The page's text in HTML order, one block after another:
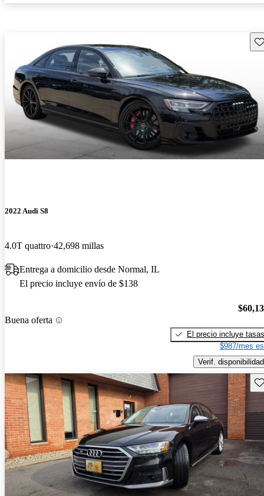
2022 Audi S8
4.0T quattro 42,698 millas
Entrega a domicilio desde Normal, IL
El precio incluye envío de $138
Buena oferta
El precio incluye tasas
$987/mes
Verif. disponibilidad